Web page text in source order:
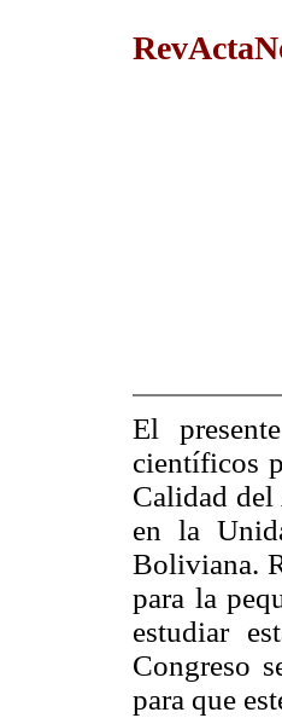
El
científicos
Calidad
en la
Boliviana.
para la
estudiar
Congreso
para que